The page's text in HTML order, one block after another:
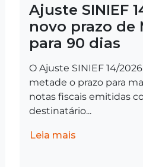
Ajuste SINIEF
novo prazo de
para 90 dias
O Ajuste SINIEF 14/
metade o prazo para
notas fiscais emitidas
destinatário...
Leia mais